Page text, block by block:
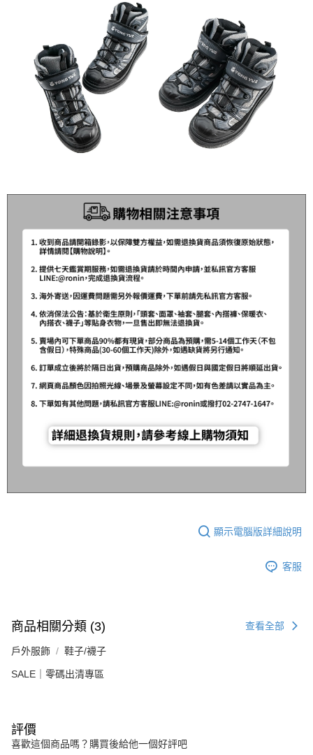
顯示電腦版詳細說明
客服
商品相關分類 (3) 查看全部
戶外服飾 鞋子/襪子
SALE｜零碼出清專區
評價
喜歡這個商品嗎？購買後給他一個好評吧